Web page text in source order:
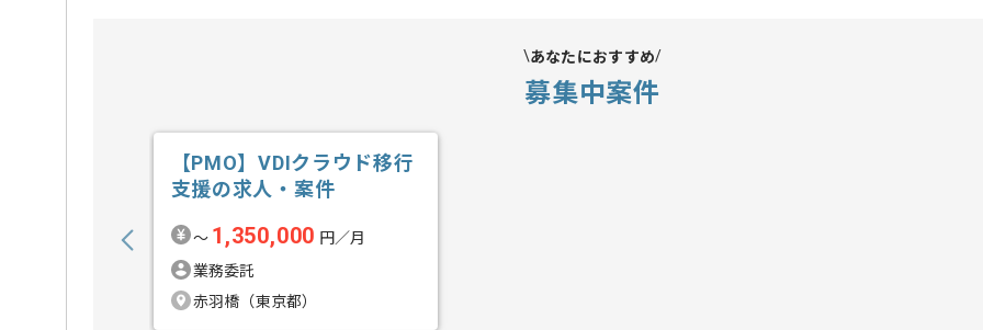
あなたにおすすめ
募集中案件
【PMO】VDIクラウド移行
支援の求人・案件
〜 1,350,000 円／月
業務委託
赤羽橋（東京都）